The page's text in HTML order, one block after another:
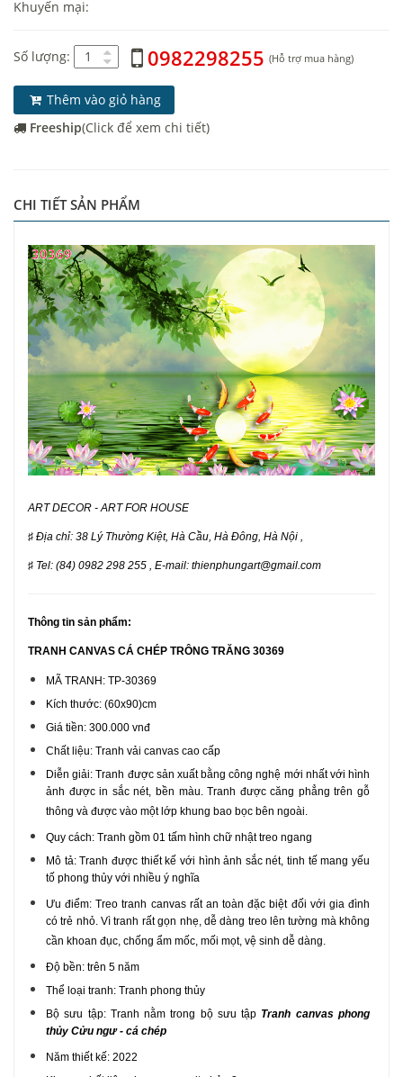
Khuyến mại:
Số lượng: 0982298255 (Hỗ trợ mua hàng)
Thêm vào giỏ hàng
Freeship(Click để xem chi tiết)
CHI TIẾT SẢN PHẨM
ART DECOR - ART FOR HOUSE
♯ Địa chỉ: 38 Lý Thường Kiệt, Hà Cầu, Hà Đông, Hà Nội ,
♯ Tel: (84) 0982 298 255 , E-mail: thienphungart@gmail.com
Thông tin sản phẩm:
TRANH CANVAS CÁ CHÉP TRÔNG TRĂNG 30369
MÃ TRANH: TP-30369
Kích thước: (60x90)cm
Giá tiền: 300.000 vnđ
Chất liệu: Tranh vải canvas cao cấp
Diễn giải: Tranh được sản xuất bằng công nghệ mới nhất với hình
ảnh được in sắc nét, bền màu. Tranh được căng phẳng trên gỗ
thông và được vào một lớp khung bao bọc bên ngoài.
Quy cách: Tranh gồm 01 tấm hình chữ nhật treo ngang
Mô tả: Tranh được thiết kế với hình ảnh sắc nét, tinh tế mang yếu
tố phong thủy với nhiều ý nghĩa
Ưu điểm: Treo tranh canvas rất an toàn đặc biệt đối với gia đình
có trẻ nhỏ. Vì tranh rất gọn nhẹ, dễ dàng treo lên tường mà không
cần khoan đục, chống ẩm mốc, mối mọt, vệ sinh dễ dàng.
Độ bền: trên 5 năm
Thể loại tranh: Tranh phong thủy
Bộ sưu tập: Tranh nằm trong bộ sưu tập Tranh canvas phong
thủy Cửu ngư - cá chép
Năm thiết kế: 2022